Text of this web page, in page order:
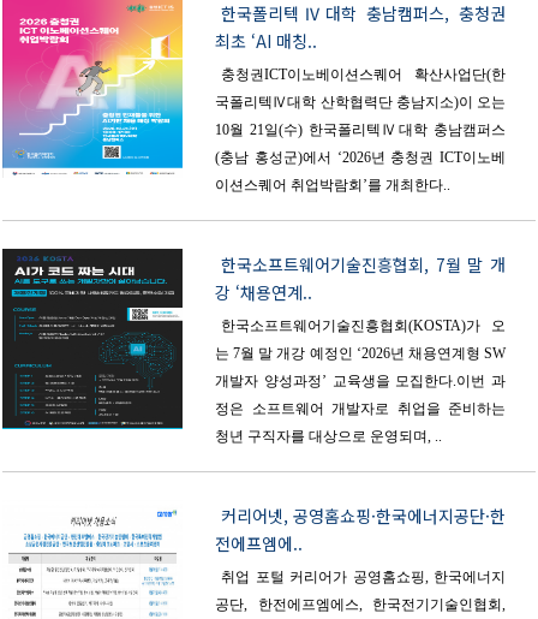
한국폴리텍Ⅳ대학 충남캠퍼스, 충청권
최초 ‘AI 매칭..
충청권ICT이노베이션스퀘어 확산사업단(한
국폴리텍Ⅳ대학 산학협력단 충남지소)이 오는
10월 21일(수) 한국폴리텍Ⅳ대학 충남캠퍼스
(충남 홍성군)에서 ‘2026년 충청권 ICT이노베
이션스퀘어 취업박람회’를 개최한다..
한국소프트웨어기술진흥협회, 7월 말 개
강 ‘채용연계..
한국소프트웨어기술진흥협회(KOSTA)가 오
는 7월 말 개강 예정인 ‘2026년 채용연계형 SW
개발자 양성과정’ 교육생을 모집한다.이번 과
정은 소프트웨어 개발자로 취업을 준비하는
청년 구직자를 대상으로 운영되며, ..
커리어넷, 공영홈쇼핑·한국에너지공단·한
전에프엠에..
취업 포털 커리어가 공영홈쇼핑, 한국에너지
공단, 한전에프엠에스, 한국전기기술인협회,